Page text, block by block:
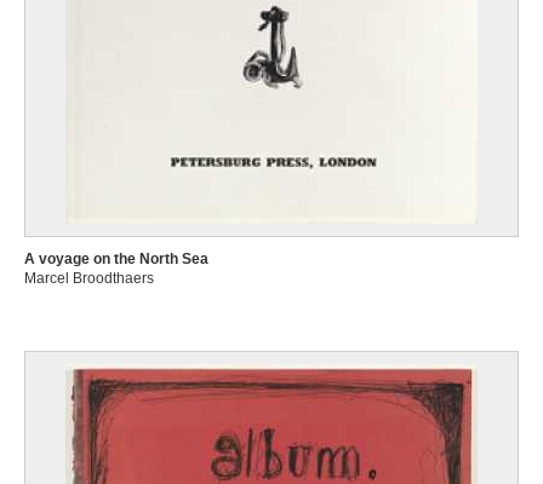
A voyage on the North Sea
Marcel Broodthaers